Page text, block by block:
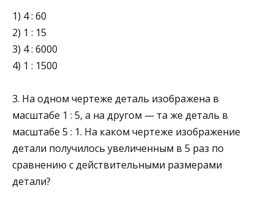
1) 4 : 60
2) 1 : 15
3) 4 : 6000
4) 1 : 1500
3. На одном чертеже деталь изображена в
масштабе 1 : 5, а на другом — та же деталь в
масштабе 5 : 1. На каком чертеже изображение
детали получилось увеличенным в 5 раз по
сравнению с действительными размерами
детали?